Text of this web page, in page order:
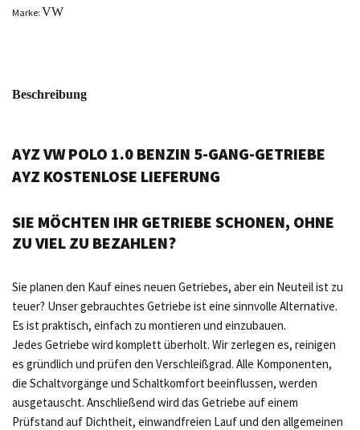
Marke: VW
Beschreibung
AYZ VW POLO 1.0 BENZIN 5-GANG-GETRIEBE
AYZ KOSTENLOSE LIEFERUNG
SIE MÖCHTEN IHR GETRIEBE SCHONEN, OHNE
ZU VIEL ZU BEZAHLEN?
Sie planen den Kauf eines neuen Getriebes, aber ein Neuteil ist zu
teuer? Unser gebrauchtes Getriebe ist eine sinnvolle Alternative.
Es ist praktisch, einfach zu montieren und einzubauen.
Jedes Getriebe wird komplett überholt. Wir zerlegen es, reinigen
es gründlich und prüfen den Verschleißgrad. Alle Komponenten,
die Schaltvorgänge und Schaltkomfort beeinflussen, werden
ausgetauscht. Anschließend wird das Getriebe auf einem
Prüfstand auf Dichtheit, einwandfreien Lauf und den allgemeinen